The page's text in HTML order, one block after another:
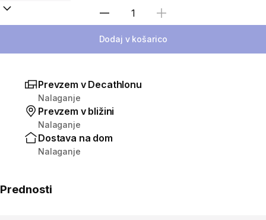
Izberite količino
Dodaj v košarico
Prevzem v Decathlonu
Nalaganje
Prevzem v bližini
Nalaganje
Dostava na dom
Nalaganje
Prednosti